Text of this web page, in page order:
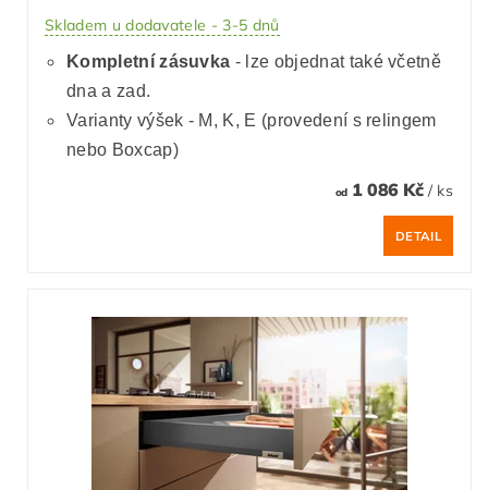
Skladem u dodavatele - 3-5 dnů
Kompletní zásuvka - lze objednat také včetně
dna a zad.
Varianty výšek - M, K, E (provedení s relingem
nebo Boxcap)
od1 086 Kč / ks
DETAIL